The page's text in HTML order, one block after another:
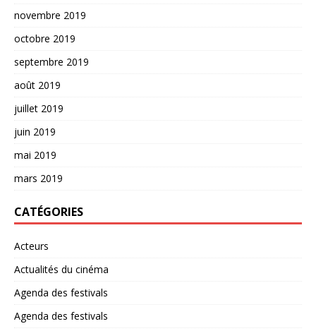
novembre 2019
octobre 2019
septembre 2019
août 2019
juillet 2019
juin 2019
mai 2019
mars 2019
CATÉGORIES
Acteurs
Actualités du cinéma
Agenda des festivals
Agenda des festivals